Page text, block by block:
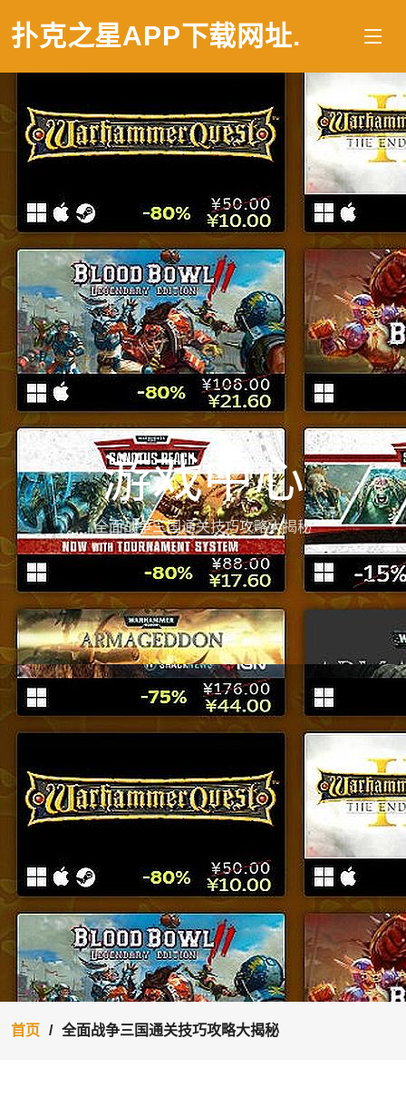
扑克之星APP下载网址.
游戏中心
全面战争三国通关技巧攻略大揭秘
首页 全面战争三国通关技巧攻略大揭秘